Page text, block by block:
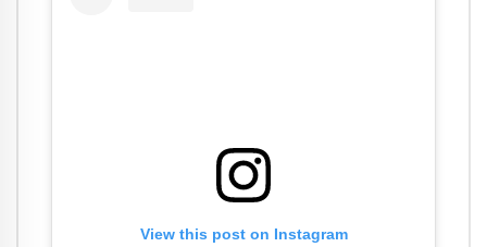
View this post on Instagram